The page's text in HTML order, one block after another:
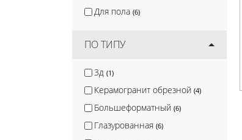
Для пола (6)
ПО ТИПУ
3д (1)
Керамогранит обрезной (4)
Большеформатный (6)
Глазурованная (6)